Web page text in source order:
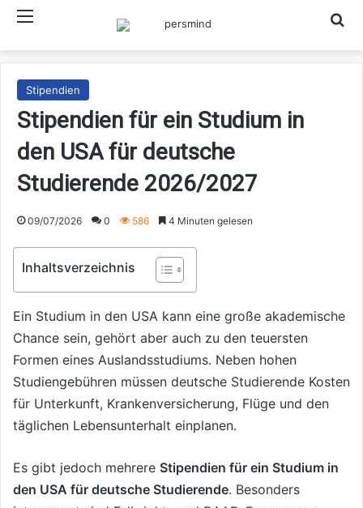
Stipendien
Stipendien für ein Studium in
den USA für deutsche
Studierende 2026/2027
09/07/2026 0 586 4 Minuten gelesen
Inhaltsverzeichnis
Ein Studium in den USA kann eine große akademische
Chance sein, gehört aber auch zu den teuersten
Formen eines Auslandsstudiums. Neben hohen
Studiengebühren müssen deutsche Studierende Kosten
für Unterkunft, Krankenversicherung, Flüge und den
täglichen Lebensunterhalt einplanen.
Es gibt jedoch mehrere Stipendien für ein Studium in
den USA für deutsche Studierende. Besonders